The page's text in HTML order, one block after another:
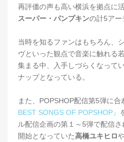
再評価の声も高い横浜を拠点に
スーパー・パンプキンの計5アー
当時を知るファンはもちろん、
ヴといった観点で音楽に触れる
集まる中、入手しづらくなって
ナップとなっている。
また、POPSHOP配信第5弾に合
BEST SONGS OF POPSHOP』
ル配信企画の第１～5弾で配信
開始となっていた高橋ユキヒロ